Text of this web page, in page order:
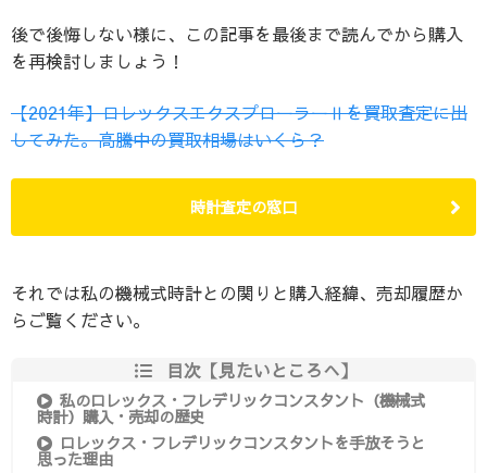
後で後悔しない様に、この記事を最後まで読んでから購入
を再検討しましょう！
【2021年】ロレックスエクスプローラーⅡを買取査定に出
してみた。高騰中の買取相場はいくら？
時計査定の窓口
それでは私の機械式時計との関りと購入経緯、売却履歴か
らご覧ください。
目次【見たいところへ】
私のロレックス・フレデリックコンスタント（機械式
時計）購入・売却の歴史
ロレックス・フレデリックコンスタントを手放そうと
思った理由